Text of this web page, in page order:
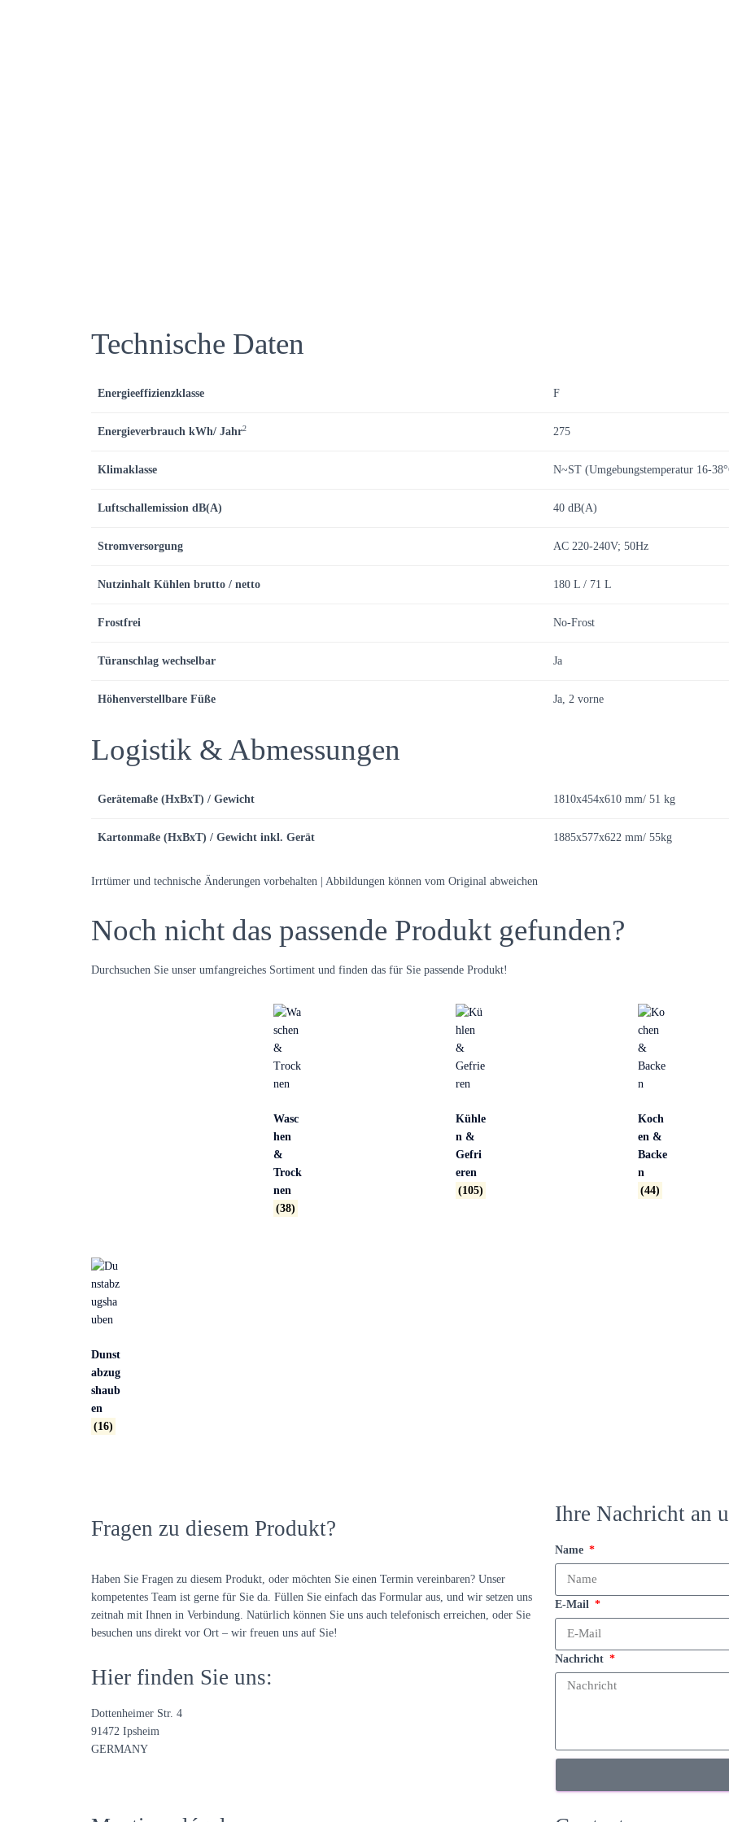
Technische Daten
Energieeffizienzklasse F
Energieverbrauch kWh/ Jahr2 275
Klimaklasse N~ST (Umgebungstemperatur 16-
Luftschallemission dB(A) 40 dB(A)
Stromversorgung AC 220-240V; 50Hz
Nutzinhalt Kühlen brutto / netto 180 L / 71 L
Frostfrei No-Frost
Türanschlag wechselbar Ja
Höhenverstellbare Füße Ja, 2 vorne
Logistik & Abmessungen
Gerätemaße (HxBxT) / Gewicht 1810x454x610 mm/ 51 kg
Kartonmaße (HxBxT) / Gewicht inkl. Gerät 1885x577x622 mm/ 55kg
Irrtümer und technische Änderungen vorbehalten | Abbildungen können vom Original abweichen
Noch nicht das passende Produkt gefunden?
Durchsuchen Sie unser umfangreiches Sortiment und finden das für Sie passende Produkt!
Wasc
hen
&
Trock
nen
(38)
Kühle
n &
Gefri
eren
(105)
Koch
en &
Backe
n
(44)
Dunst
abzug
shaub
en
(16)
Fragen zu diesem Produkt?
Haben Sie Fragen zu diesem Produkt, oder möchten Sie einen Termin vereinbaren? Unser
kompetentes Team ist gerne für Sie da. Füllen Sie einfach das Formular aus, und wir setzen uns
zeitnah mit Ihnen in Verbindung. Natürlich können Sie uns auch telefonisch erreichen, oder Sie
besuchen uns direkt vor Ort – wir freuen uns auf Sie!
Hier finden Sie uns:
Dottenheimer Str. 4
91472 Ipsheim
GERMANY
Ihre Nachricht an
Name
E-Mail
Nachricht